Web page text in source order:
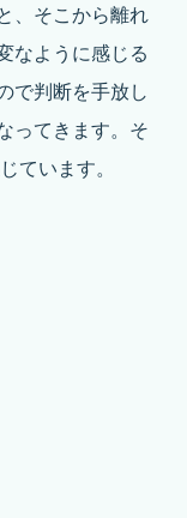
、そこから離れ
なように感じる
で判断を手放し
ってきます。そ
ています。